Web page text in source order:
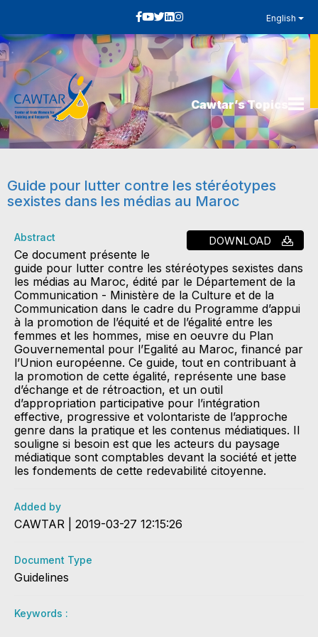
English
Cawtar’s Topics
Guide pour lutter contre les stéréotypes
sexistes dans les médias au Maroc
DOWNLOAD
Abstract
Ce document présente le
guide pour lutter contre les stéréotypes sexistes dans
les médias au Maroc, édité par le Département de la
Communication - Ministère de la Culture et de la
Communication dans le cadre du Programme d’appui
à la promotion de l’équité et de l’égalité entre les
femmes et les hommes, mise en oeuvre du Plan
Gouvernemental pour l’Egalité au Maroc, financé par
l’Union européenne. Ce guide, tout en contribuant à
la promotion de cette égalité, représente une base
d’échange et de rétroaction, et un outil
d’appropriation participative pour l’intégration
effective, progressive et volontariste de l’approche
genre dans la pratique et les contenus médiatiques. Il
souligne si besoin est que les acteurs du paysage
médiatique sont comptables devant la société et jette
les fondements de cette redevabilité citoyenne.
Added by
CAWTAR | 2019-03-27 12:15:26
Document Type
Guidelines
Keywords :